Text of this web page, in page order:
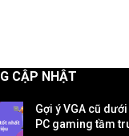
CẬP NHẬT
Gợi ý VGA cũ
PC gaming tầm